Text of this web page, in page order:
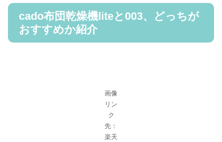
cado布団乾燥機liteと003、どっちが
おすすめか紹介
画像
リン
ク
先：
楽天